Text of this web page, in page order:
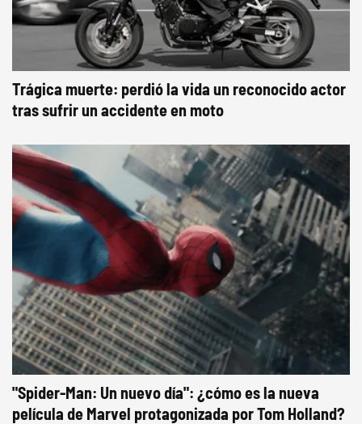
Trágica muerte: perdió la vida un reconocido actor
tras sufrir un accidente en moto
"Spider-Man: Un nuevo día": ¿cómo es la nueva
película de Marvel protagonizada por Tom Holland?